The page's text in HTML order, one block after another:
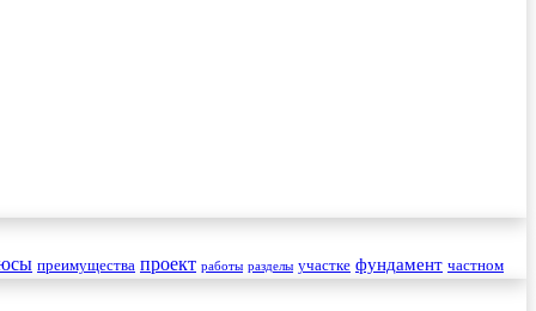
преимущества проект работы разделы участке фундамент частном